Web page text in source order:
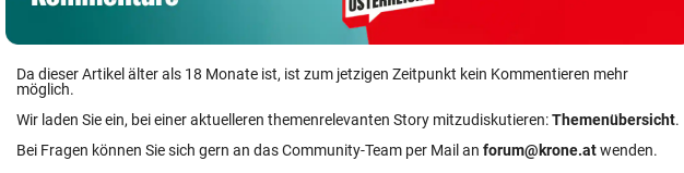
Da dieser Artikel älter als 18 Monate ist, ist zum jetzigen Zeitpunkt kein Kommentieren mehr
möglich.
Wir laden Sie ein, bei einer aktuelleren themenrelevanten Story mitzudiskutieren:Themenübersicht.
Bei Fragen können Sie sich gern an das Community-Team per Mail an forum@krone.atwenden.